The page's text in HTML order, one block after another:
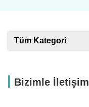
Tüm Kategori
Bizimle İletişim